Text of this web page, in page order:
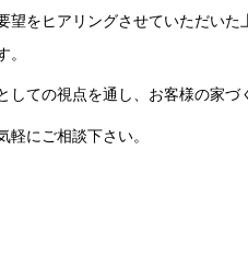
望をヒアリングさせていただい
。
しての視点を通し、お客様の家づ
軽にご相談下さい。